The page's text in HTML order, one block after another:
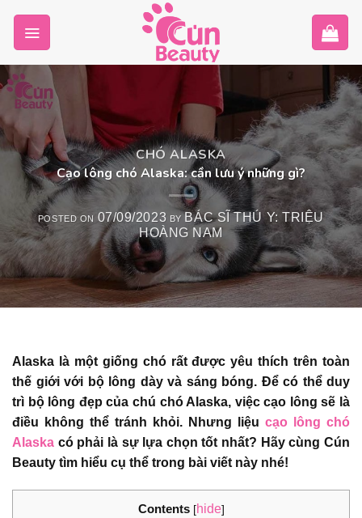
content
CHÓ ALASKA
Cạo lông chó Alaska: cần lưu ý những gì?
POSTED ON 07/09/2023 BY BÁC SĨ THÚ Y: TRIỆU
HOÀNG NAM
Alaska là một giống chó rất được yêu thích trên toàn
thế giới với bộ lông dày và sáng bóng. Để có thể duy
trì bộ lông đẹp của chú chó Alaska, việc cạo lông sẽ là
điều không thể tránh khỏi. Nhưng liệu cạo lông chó
Alaska có phải là sự lựa chọn tốt nhất? Hãy cùng Cún
Beauty tìm hiểu cụ thể trong bài viết này nhé!
Contents [hide]